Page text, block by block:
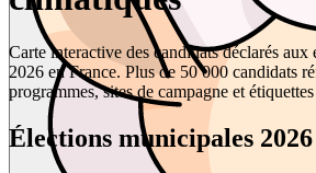
Carte interactive des candidats déclarés
2026 en France. Plus de 50 000 candidats
programmes, sites de campagne et
Élections municipales 2026